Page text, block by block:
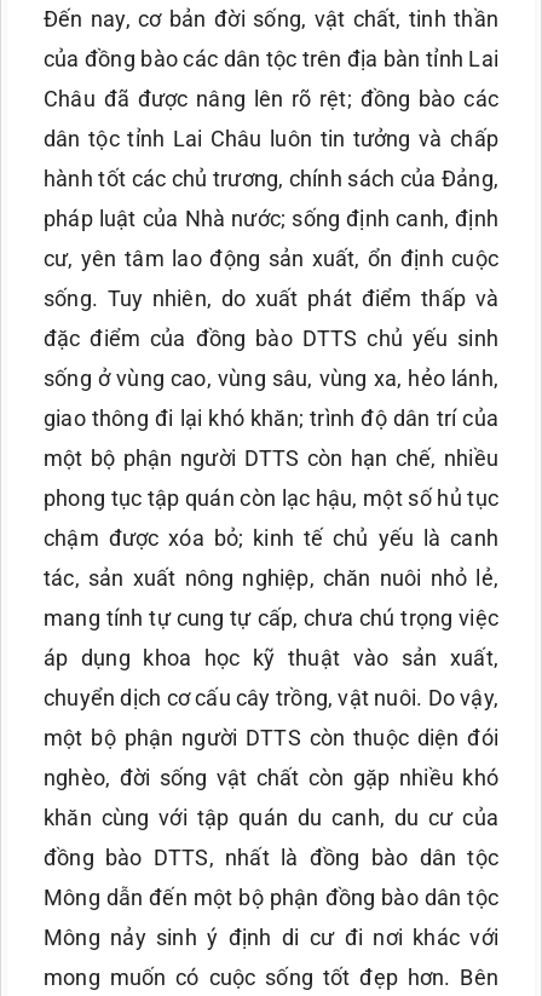
Đến nay, cơ bản đời sống, vật chất, tinh thần
của đồng bào các dân tộc trên địa bàn tỉnh Lai
Châu đã được nâng lên rõ rệt; đồng bào các
dân tộc tỉnh Lai Châu luôn tin tưởng và chấp
hành tốt các chủ trương, chính sách của Đảng,
pháp luật của Nhà nước; sống định canh, định
cư, yên tâm lao động sản xuất, ổn định cuộc
sống. Tuy nhiên, do xuất phát điểm thấp và
đặc điểm của đồng bào DTTS chủ yếu sinh
sống ở vùng cao, vùng sâu, vùng xa, hẻo lánh,
giao thông đi lại khó khăn; trình độ dân trí của
một bộ phận người DTTS còn hạn chế, nhiều
phong tục tập quán còn lạc hậu, một số hủ tục
chậm được xóa bỏ; kinh tế chủ yếu là canh
tác, sản xuất nông nghiệp, chăn nuôi nhỏ lẻ,
mang tính tự cung tự cấp, chưa chú trọng việc
áp dụng khoa học kỹ thuật vào sản xuất,
chuyển dịch cơ cấu cây trồng, vật nuôi. Do vậy,
một bộ phận người DTTS còn thuộc diện đói
nghèo, đời sống vật chất còn gặp nhiều khó
khăn cùng với tập quán du canh, du cư của
đồng bào DTTS, nhất là đồng bào dân tộc
Mông dẫn đến một bộ phận đồng bào dân tộc
Mông nảy sinh ý định di cư đi nơi khác với
mong muốn có cuộc sống tốt đẹp hơn. Bên